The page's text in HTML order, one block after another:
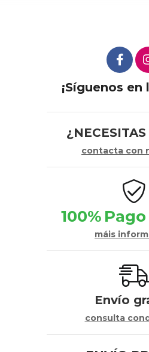
¡Síguenos en
contacta con
100%
máis
Envío
consulta